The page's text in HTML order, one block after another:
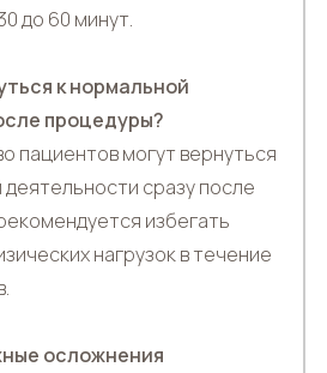
до 60 минут.
к нормальной
процедуры?
пациентов могут вернуться
деятельности сразу после
избегать
нагрузок в течение
осложнения